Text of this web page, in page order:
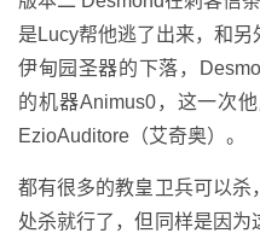
是Lucy帮他逃了出来，和另
伊甸园圣器的下落，
的机器Animus0，这一次
EzioAuditore（艾奇奥）。
都有很多的教皇卫兵可以杀
处杀就行了，但同样是因